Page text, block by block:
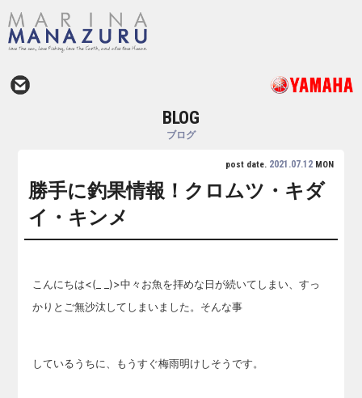
BLOG
ブログ
post date. 2021.07.12MON
勝手に釣果情報！クロムツ・キダ
イ・キンメ
こんにちは<(_ _)>中々お魚を拝めな日が続いてしまい、すっ
かりとご無沙汰してしまいました。そんな事
しているうちに、もうすぐ梅雨明けしそうです。